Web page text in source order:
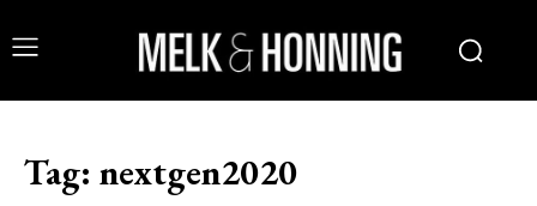
Tag: nextgen2020